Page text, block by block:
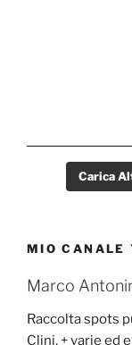
Carica
MIO CANALE
Marco
Raccolta spots
Clini, + varie ed